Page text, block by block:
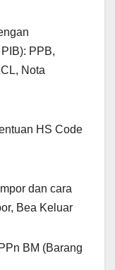
PPB,
Nota
HS Code
dan cara
Bea Keluar
BM (Barang